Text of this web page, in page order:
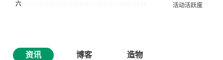
资讯 博客
造物